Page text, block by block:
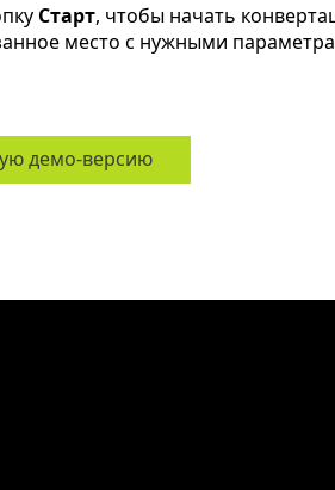
Старт, чтобы начать
место с нужными
демо-версию